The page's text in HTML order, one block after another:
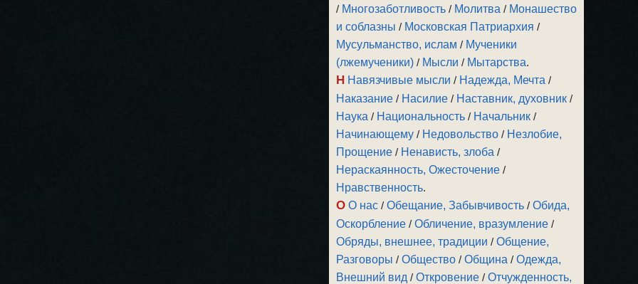
/ Многозаботливость / Молитва / Монашество
и соблазны / Московская Патриархия /
Мусульманство, ислам / Мученики
(лжемученики) / Мысли / Мытарства.
Н Навязчивые мысли / Надежда, Мечта /
Наказание / Насилие / Наставник, духовник /
Наука / Национальность / Начальник /
Начинающему / Недовольство / Незлобие,
Прощение / Ненависть, злоба /
Нераскаянность, Ожесточение /
Нравственность.
О О нас /Обещание, Забывчивость /Обида,
Оскорбление /Обличение, вразумление /
Обряды, внешнее, традиции /Общение,
Разговоры /Общество /Община /Одежда,
Внешний вид /Откровение /Отчужденность,